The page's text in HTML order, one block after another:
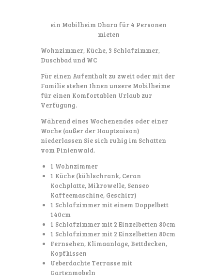
ein Mobilheim Ohara für 4 Personen
mieten
Wohnzimmer, Küche, 3 Schlafzimmer,
Duschbad und WC
Für einen Aufenthalt zu zweit oder mit der
Familie stehen Ihnen unsere Mobilheime
für einen Komfortablen Urlaub zur
Verfügung.
Während eines Wochenendes oder einer
Woche (außer der Hauptsaison)
niederlassen Sie sich ruhig im Schatten
vom Pinienwald.
1 Wohnzimmer
1 Küche (kühlschrank, Ceran
Kochplatte, Mikrowelle, Senseo
Kaffeemaschine, Geschirr)
1 Schlafzimmer mit einem Doppelbett
140cm
1 Schlafzimmer mit 2 Einzelbetten 80cm
1 Schlafzimmer mit 2 Einzelbetten 80cm
Fernsehen, Klimaanlage, Bettdecken,
Kopfkissen
Ueberdachte Terrasse mit
Gartenmobeln